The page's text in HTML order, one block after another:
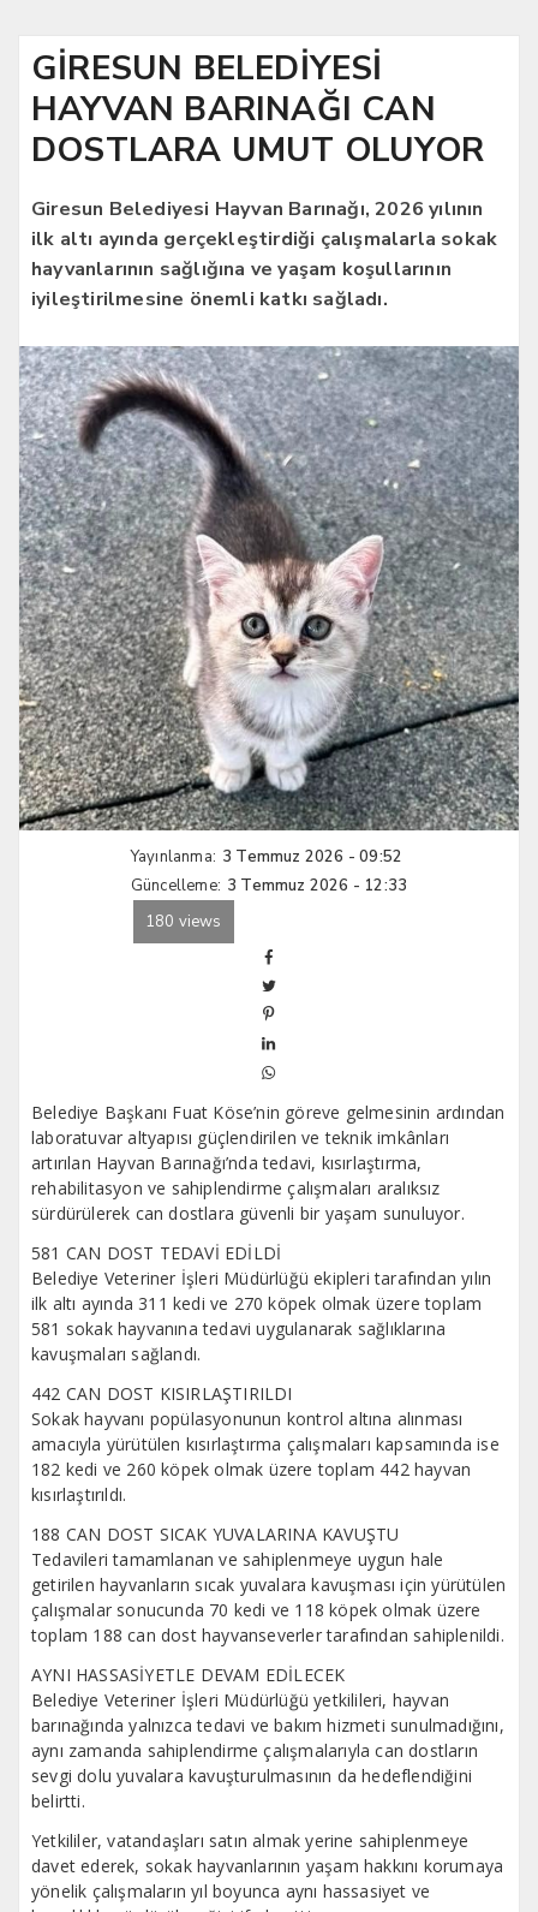
GİRESUN BELEDİYESİ
HAYVAN BARINAĞI CAN
DOSTLARA UMUT OLUYOR
Giresun Belediyesi Hayvan Barınağı, 2026 yılının
ilk altı ayında gerçekleştirdiği çalışmalarla sokak
hayvanlarının sağlığına ve yaşam koşullarının
iyileştirilmesine önemli katkı sağladı.
Yayınlanma: 3 Temmuz 2026 - 09:52
Güncelleme: 3 Temmuz 2026 - 12:33
180 views
Belediye Başkanı Fuat Köse’nin göreve gelmesinin ardından
laboratuvar altyapısı güçlendirilen ve teknik imkânları
artırılan Hayvan Barınağı’nda tedavi, kısırlaştırma,
rehabilitasyon ve sahiplendirme çalışmaları aralıksız
sürdürülerek can dostlara güvenli bir yaşam sunuluyor.
581 CAN DOST TEDAVİ EDİLDİ
Belediye Veteriner İşleri Müdürlüğü ekipleri tarafından yılın
ilk altı ayında 311 kedi ve 270 köpek olmak üzere toplam
581 sokak hayvanına tedavi uygulanarak sağlıklarına
kavuşmaları sağlandı.
442 CAN DOST KISIRLAŞTIRILDI
Sokak hayvanı popülasyonunun kontrol altına alınması
amacıyla yürütülen kısırlaştırma çalışmaları kapsamında ise
182 kedi ve 260 köpek olmak üzere toplam 442 hayvan
kısırlaştırıldı.
188 CAN DOST SICAK YUVALARINA KAVUŞTU
Tedavileri tamamlanan ve sahiplenmeye uygun hale
getirilen hayvanların sıcak yuvalara kavuşması için yürütülen
çalışmalar sonucunda 70 kedi ve 118 köpek olmak üzere
toplam 188 can dost hayvanseverler tarafından sahiplenildi.
AYNI HASSASİYETLE DEVAM EDİLECEK
Belediye Veteriner İşleri Müdürlüğü yetkilileri, hayvan
barınağında yalnızca tedavi ve bakım hizmeti sunulmadığını,
aynı zamanda sahiplendirme çalışmalarıyla can dostların
sevgi dolu yuvalara kavuşturulmasının da hedeflendiğini
belirtti.
Yetkililer, vatandaşları satın almak yerine sahiplenmeye
davet ederek, sokak hayvanlarının yaşam hakkını korumaya
yönelik çalışmaların yıl boyunca aynı hassasiyet ve